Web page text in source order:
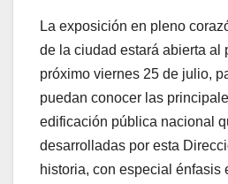
La exposición en pleno
de la ciudad estará abierta al
próximo viernes 25 de julio,
puedan conocer las
edificación pública nacional
desarrolladas por esta
historia, con especial énfasis